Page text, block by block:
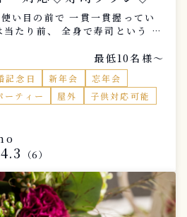
い目の前で 一貫一貫握ってい
たり前、 全身で寿司という エ
ティーなど人数の多い グループ
ルなプランです。 握りのみ約1
はなく握れるだけ握る お得な
提供、ビュッフェスタイル、 ど
を お選び頂けます。 好きなネ
前にお伝え頂ければ出来る限
最低10名様〜
記念日 新年会
忘年会
ーティー 屋外
子供対応可能
4.3 （6）